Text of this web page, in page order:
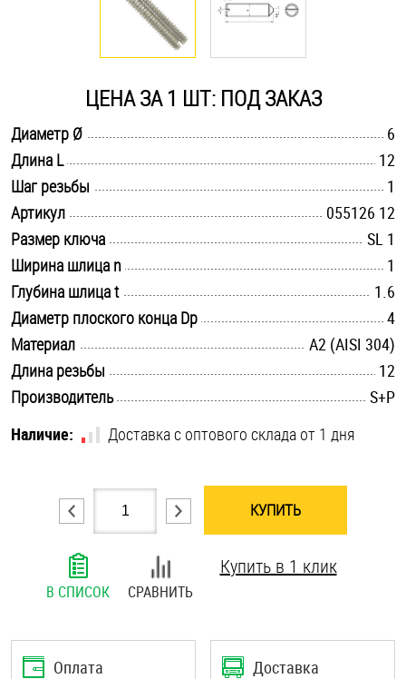
Саморезы и шурупы
Стопорные кольца
Такелаж
Хомуты
Шайбы
Шпильки
Шплинты
Штифты и пальцы
ЦЕНА ЗА 1 ШТ: ПОД ЗАКАЗ
Диаметр Ø
6
Длина L
12
Шаг резьбы
1
Артикул
055126 12
Размер ключа
SL 1
Ширина шлица n
1
Глубина шлица t
1.6
Диаметр плоского конца Dp
4
Материал
А2 (AISI 304)
Длина резьбы
12
Производитель
S+P
Наличие:
Доставка с оптового склада от 1 дня
КУПИТЬ
В СПИСОК СРАВНИТЬ
Купить в 1 клик
Оплата Доставка